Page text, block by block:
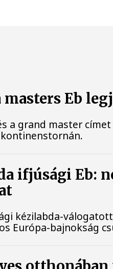
Eb
a grand master
ifjúsági Eb:
kézilabda-
Európa-bajnokság